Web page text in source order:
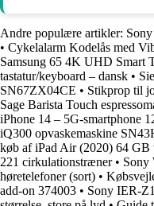
Andre populære artikler:
• Cykelalarm Kodelås med
Samsung 65 4K UHD Smart
tastatur/keyboard – dansk •
SN67ZX04CE • Stikprop til
Sage Barista Touch
iPhone 14 – 5G-smartphone
iQ300 opvaskemaskine
køb af iPad Air (2020) 64
221 cirkulationstræner• Sony
høretelefoner (sort) •
add-on 374003 • Sony IER-